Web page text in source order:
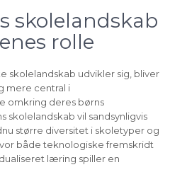
skolelandskab
rolle
skolelandskab udvikler sig, bliver
mere central i
omkring deres børns
skolelandskab vil sandsynligvis
større diversitet i skoletyper og
både teknologiske fremskridt
læring spiller en